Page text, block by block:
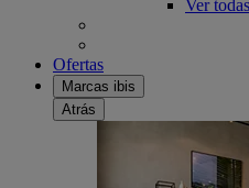
Ver
Ofertas
Marcas ibis
Atrás